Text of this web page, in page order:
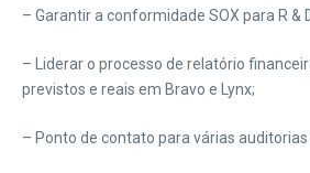
– Garantir a conformidade SOX para R &
– Liderar o processo de relatório
previstos e reais em Bravo e Lynx;
– Ponto de contato para várias